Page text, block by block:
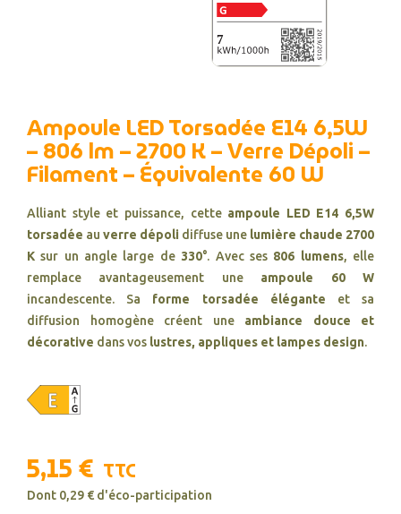
Ampoule LED Torsadée E14 6,5W
– 806 lm – 2700 K – Verre Dépoli –
Filament – Équivalente 60 W
Alliant style et puissance, cette ampoule LED E14 6,5W
torsadée au verre dépoli diffuse une lumière chaude 2700
K sur un angle large de 330°. Avec ses 806 lumens, elle
remplace avantageusement une ampoule 60 W
incandescente. Sa forme torsadée élégante et sa
diffusion homogène créent une ambiance douce et
décorative dans vos lustres, appliques et lampes design.
5,15 € TTC
Dont 0,29 € d'éco-participation